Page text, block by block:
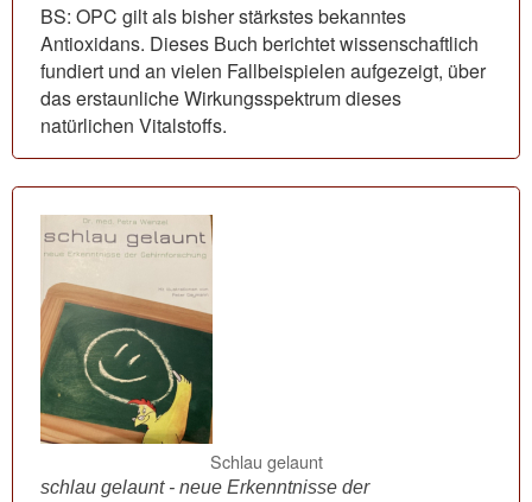
BS: OPC gilt als bisher stärkstes bekanntes
Antioxidans. Dieses Buch berichtet wissenschaftlich
fundiert und an vielen Fallbeispielen aufgezeigt, über
das erstaunliche Wirkungsspektrum dieses
natürlichen Vitalstoffs.
Schlau gelaunt
schlau gelaunt - neue Erkenntnisse der